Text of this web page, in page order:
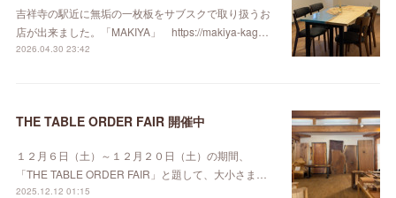
吉祥寺の駅近に無垢の一枚板をサブスクで取り扱うお
店が出来ました。「MAKIYA」 https://makiya-kag…
2026.04.30 23:42
THE TABLE ORDER FAIR 開催中
１２月６日（土）～１２月２０日（土）の期間、
「THE TABLE ORDER FAIR」と題して、大小さま…
2025.12.12 01:15